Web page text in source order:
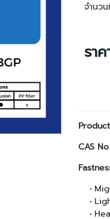
จำนว
รา
Product
CAS No